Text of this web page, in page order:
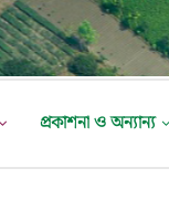
প্রকাশনা ও অন্যান্য